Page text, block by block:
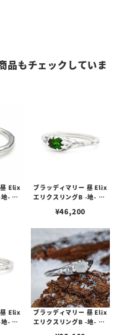
品もチェックしていま
Elix
- w/
ブラッディマリー 昼 Elix
エリクスリングB -地- w/
¥46,200
Elix
- w/
ブラッディマリー 昼 Elix
エリクスリングB -地- w/